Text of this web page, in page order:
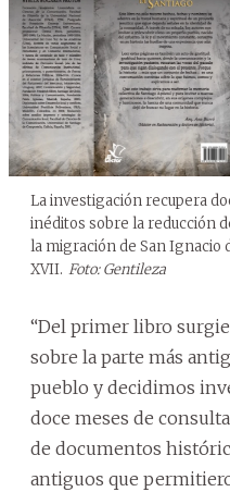
La investigación recupera
inéditos sobre la reducción
la migración de San Ignacio
XVII. Foto: Gentileza
“Del primer libro
sobre la parte más
pueblo y decidimos
doce meses de
de documentos
antiguos que